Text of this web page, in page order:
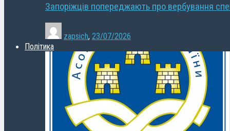
Запоріжців попереджають про вербування
zapsich, 23/07/2026
Політика